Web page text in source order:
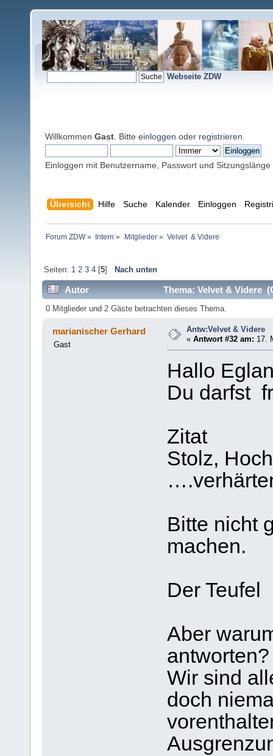
Webseite ZDW
Willkommen Gast . Bitte einloggen oder registrieren
Einloggen mit Benutzername, Passwort und Sitzungslänge
Übersicht Hilfe Suche Kalender Einloggen
Forum ZDW» Intern » Mitglieder» Velvet  & Videre
Seiten: 1 2 3 4[5] Nach unten
Autor Thema: Velvet & Videre
0 Mitglieder und 2 Gäste betrachten dieses Thema.
marianischer Gerhard
Gast
Antw:Velvet & Videre
«Antwort #32 am: 17.
Hallo
Du darfst
Zitat
Stolz,
Bitte nicht
machen.
Der Teufel
Aber
antworten?
Wir sind
doch